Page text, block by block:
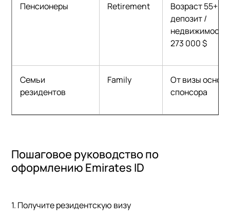
Пенсионеры Retirement
Возраст 55+,
депозит /
недвижимость
273 000 $
Семьи
резидентов
Family
От визы
спонсора
Пошаговое руководство по
оформлению Emirates ID
1. Получите резидентскую визу